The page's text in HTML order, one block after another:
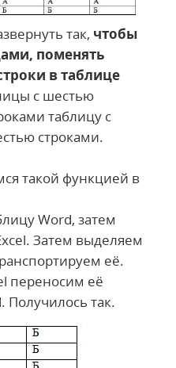
так, чтобы
поменять
в таблице
с шестью
таблицу с
строками.
такой функцией в
Word, затем
Затем выделяем
её.
переносим её
Получилось так.